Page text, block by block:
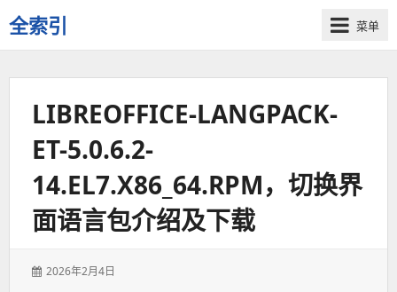
全索引
一
些
菜单
LIBREOFFICE-LANGPACK-
ET-5.0.6.2-
14.EL7.X86_64.RPM，切换界
面语言包介绍及下载
发
2026年2月4日